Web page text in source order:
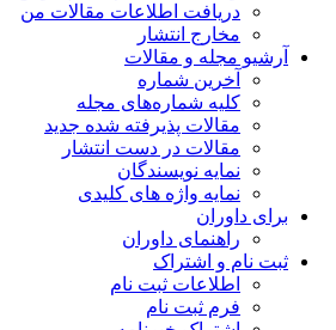
دریافت اطلاعات مقالات من
مخارج انتشار
آرشیو مجله و مقالات
آخرین شماره
کلیه شماره‌های مجله
مقالات پذیرفته شده جدید
مقالات در دست انتشار
نمایه نویسندگان
نمایه واژه های کلیدی
برای داوران
راهنمای داوران
ثبت نام و اشتراک
اطلاعات ثبت نام
فرم ثبت نام